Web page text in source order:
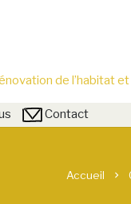
de l’habitat
Contact
Accueil chevron_right